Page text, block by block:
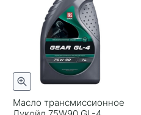
Масло трансмиссионное